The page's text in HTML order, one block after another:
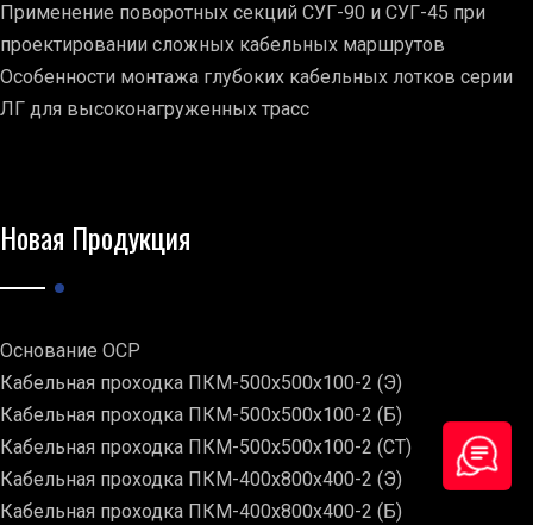
Применение поворотных секций СУГ-90 и СУГ-45 при
проектировании сложных кабельных маршрутов
Особенности монтажа глубоких кабельных лотков серии
ЛГ для высоконагруженных трасс
Новая Продукция
Основание ОСР
Кабельная проходка ПКМ-500х500х100-2 (Э)
Кабельная проходка ПКМ-500х500х100-2 (Б)
Кабельная проходка ПКМ-500х500х100-2 (СТ)
Кабельная проходка ПКМ-400х800х400-2 (Э)
Кабельная проходка ПКМ-400х800х400-2 (Б)